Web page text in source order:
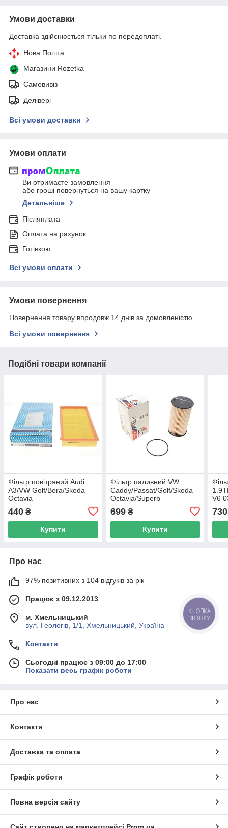
Умови доставки
Доставка здійснюється тільки по передоплаті.
Нова Пошта
Магазини Rozetka
Самовивіз
Делівері
Всі умови доставки
Умови оплати
Ви отримаєте замовлення
або гроші повернуться на вашу картку
Детальніше
Післяплата
Оплата на рахунок
Готівкою
Всі умови оплати
Умови повернення
Повернення товару впродовж 14 днів за домовленістю
Всі умови повернення
Подібні товари компанії
Фільтр повітряний Audi
A3/VW Golf/Bora/Skoda
Octavia
1.6/1.8/1.9SDI/1.9TDI/2.0-
16V 97- PURFLUX A379
UA62
440 ₴
Купити
Фільтр паливний VW
Caddy/Passat/Golf/Skoda
Octavia/Superb
1.6/1.9/2.0TDI/SDI 04- (OE
line) S 6007 NE UA62
699₴
Купити
V6
730
Про нас
97% позитивних з 104 відгуків за рік
Працює з 09.12.2013
м. Хмельницький
вул. Геологів, 1/1, Хмельницький, Україна
Контакти
Сьогодні працює з 09:00 до 17:00
Показати весь графік роботи
Про нас
Контакти
Доставка та оплата
Графік роботи
Повна версія сайту
КНОПКА
ЗВ'ЯЗКУ